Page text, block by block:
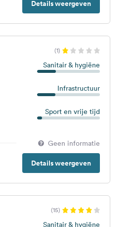
Details weergeven
(1)
Sanitair & hygiëne
Infrastructuur
Sport en vrije tijd
Geen informatie
Details weergeven
(15)
Sanitair & hygiëne